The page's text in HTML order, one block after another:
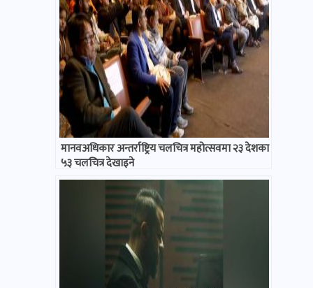
मानवअधिकार अन्तर्राष्ट्रिय चलचित्र महोत्सवमा २३ देशका
५३ चलचित्र देखाइने